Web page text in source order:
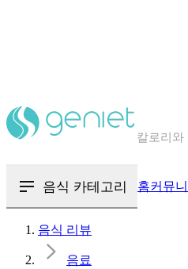
혈당 ·
음식 카테고리 홈커뮤니
음식 리뷰
음료